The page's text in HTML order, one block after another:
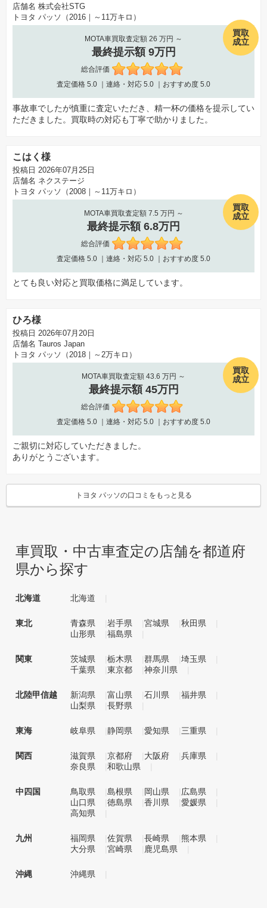
店舗名 株式会社STG
トヨタ パッソ（2016｜～11万キロ）
買取
成立
MOTA車買取査定額 26 万円 ～
最終提示額 9万円
総合評価
査定価格 5.0 ｜連絡・対応 5.0 ｜おすすめ度 5.0
事故車でしたが慎重に査定いただき、精一杯の価格を提示してい
ただきました。買取時の対応も丁寧で助かりました。
こはく様
投稿日 2026年07月25日
店舗名 ネクステージ
トヨタ パッソ（2008｜～11万キロ）
買取
成立
MOTA車買取査定額 7.5 万円 ～
最終提示額 6.8万円
総合評価
査定価格 5.0 ｜連絡・対応 5.0 ｜おすすめ度 5.0
とても良い対応と買取価格に満足しています。
ひろ様
投稿日 2026年07月20日
店舗名 Tauros Japan
トヨタ パッソ（2018｜～2万キロ）
買取
成立
MOTA車買取査定額 43.6 万円 ～
最終提示額 45万円
総合評価
査定価格 5.0 ｜連絡・対応 5.0 ｜おすすめ度 5.0
ご親切に対応していただきました。
ありがとうございます。
トヨタ パッソの口コミをもっと見る
車買取・中古車査定の店舗を都道府
県から探す
北海道 北海道
東北 青森県 岩手県 宮城県
秋田県
山形県
福島県
関東 茨城県 栃木県 群馬県
埼玉県
千葉県
東京都 神奈川県
北陸甲信越 新潟県 富山県 石川県
福井県
山梨県
長野県
東海 岐阜県 静岡県 愛知県 三重県
関西 滋賀県 京都府 大阪府
兵庫県
奈良県
和歌山県
中四国 鳥取県 島根県 岡山県
広島県
山口県
徳島県 香川県
愛媛県
高知県
九州 福岡県 佐賀県 長崎県
熊本県
大分県
宮崎県 鹿児島県
沖縄 沖縄県